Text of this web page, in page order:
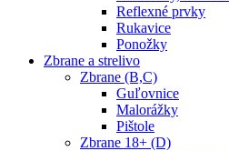
Reflexné prvky
Rukavice
Ponožky
Zbrane a strelivo
Zbrane (B,C)
Guľovnice
Malorážky
Pištole
Zbrane 18+ (D)